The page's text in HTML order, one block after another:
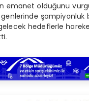
emanet olduğunu
genlerinde şampiyonluk
hedeflerle